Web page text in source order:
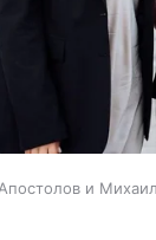
и